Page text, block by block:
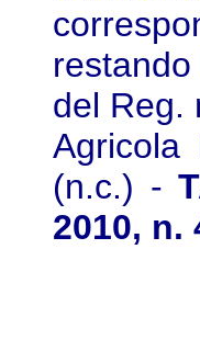
del Reg.
(n.c.) -
2010, n.